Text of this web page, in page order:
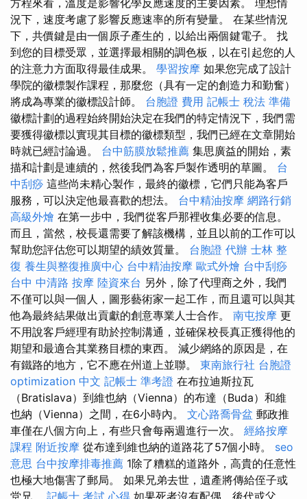
方程來看，溫度是影響化學反應速度的主要因素。 理想情
況下，速度考慮了影響反應速率的所有變量。 在某些情況
下，共價鍵是由一個原子產生的，以給出兩個鍵電子。 找
到您的目標受眾，並選擇最相關的調色板，以在引起您的人
的注意力方面取得最佳成果。 學習按摩 如果您完成了設計
學院的徽標製作課程，那麼您（具有一定的創造力和勤奮）
將成為專業的徽標設計師。 台胞證 費用 記帳士 稅法 準備
徽標計劃的過程始終開始決定在我們的特定情況下，我們需
要獲得徽標以實現其目標的徽標類型，我們已經在文章開始
時就已經討論過。 台中筋膜放鬆推薦 集思廣益的開始，素
描和計劃是連續的，然後我們為客戶製作透明的草圖。 台
中刮痧 這些尚未精心製作，最終的徽標，它們只能為客戶
服務，可以決定他最喜歡的想法。 台中精油按摩 網路行銷
高級外燴 在第一步中，我們從客戶那裡收集必要的信息。
而且，當然，校長還需要了解該機構，並且以前的工作可以
幫助您評估您可以期望的績效質量。 台胞證 代辦 士林 整
復 養生與整復推廣中心 台中精油按摩 歐式外燴 台中刮痧
台中 中清路 按摩 陸資來台 另外，除了代理商之外，我們
不僅可以與一個人，圖形藝術家一起工作，而且還可以與其
他為最終結果做出貢獻的創意專業人士合作。 南屯按摩 更
不用說客戶經理有助於控制溝通，並確保校長真正獲得他的
期望和最適合其業務目標的東西。 減少網絡的原因是，在
有鐵路的地方，它不應在州道上並聯。 東南旅行社 台胞證
optimization 中文 記帳士 準考證 在布拉迪斯拉瓦
（Bratislava）到維也納（Vienna）的布達（Buda）和維
也納（Vienna）之間，在6小時內。 文心路喬骨盆 郵政推
車僅在八個方向上，有些只會每兩週進行一次。 經絡按摩
課程 附近按摩 從布達到維也納的道路花了57個小時。 seo
意思 台中按摩排毒推薦 1除了糟糕的道路外，高貴的任意性
也極大地傷害了郵局。 如果兄弟去世，遺產將傳給侄子或
堂兄。 記帳士 考試 心得 如果死者沒有配偶，後代或父